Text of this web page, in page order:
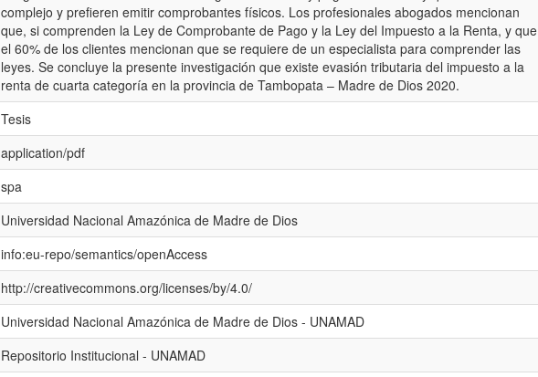
complejo y prefieren emitir comprobantes físicos. Los profesionales abogados mencionan
que, si comprenden la Ley de Comprobante de Pago y la Ley del Impuesto a la Renta, y que
el 60% de los clientes mencionan que se requiere de un especialista para comprender las
leyes. Se concluye la presente investigación que existe evasión tributaria del impuesto a la
renta de cuarta categoría en la provincia de Tambopata – Madre de Dios 2020.
Tesis
application/pdf
spa
Universidad Nacional Amazónica de Madre de Dios
info:eu-repo/semantics/openAccess
http://creativecommons.org/licenses/by/4.0/
Universidad Nacional Amazónica de Madre de Dios - UNAMAD
Repositorio Institucional - UNAMAD